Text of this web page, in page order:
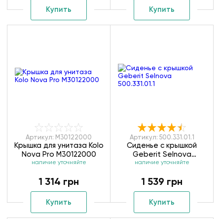
Купить Купить
Артикул: M30122000
Крышка для унитаза Kolo
Nova Pro M30122000
наличие уточняйте
1 314 грн
Купить
Артикул: 500.331.01.1
Сиденье с крышкой
Geberit Selnova
500.331.01.1
наличие уточняйте
1 539 грн
Купить